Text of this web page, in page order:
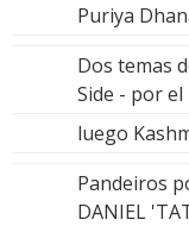
Puriya
Dos temas
Side - por
luego
Pandeiros
DANIEL